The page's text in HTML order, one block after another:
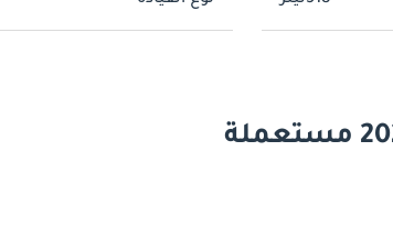
أسئلة وأجوبة عن السيارات تشنجان يوني ك 2024 مستعملة